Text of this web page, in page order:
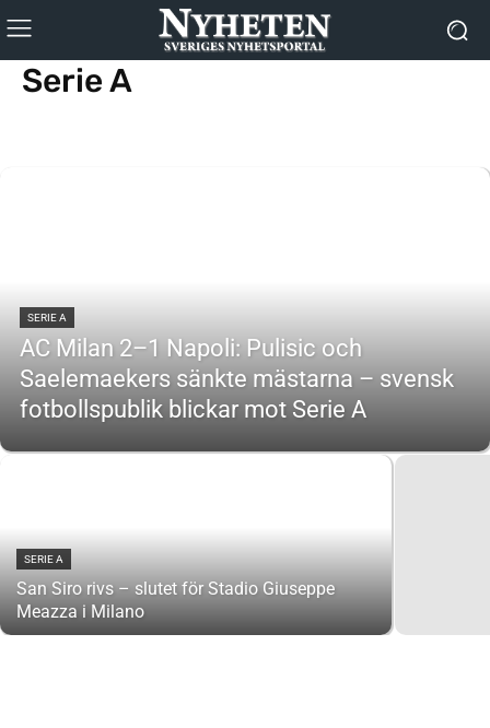
Serie A
SERIE A
AC Milan 2–1 Napoli: Pulisic och
Saelemaekers sänkte mästarna – svensk
fotbollspublik blickar mot Serie A
SERIE A
San Siro rivs – slutet för Stadio Giuseppe
Meazza i Milano